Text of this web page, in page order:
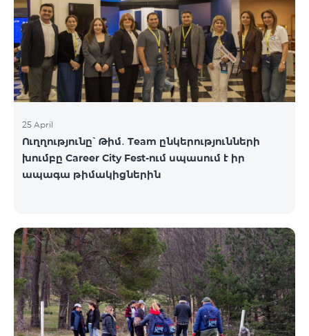
25 April
Ուղղությունը՝ Թիմ․ Team ընկերությունների
խումբը Career City Fest-ում սպասում է իր
ապագա թիմակիցներին